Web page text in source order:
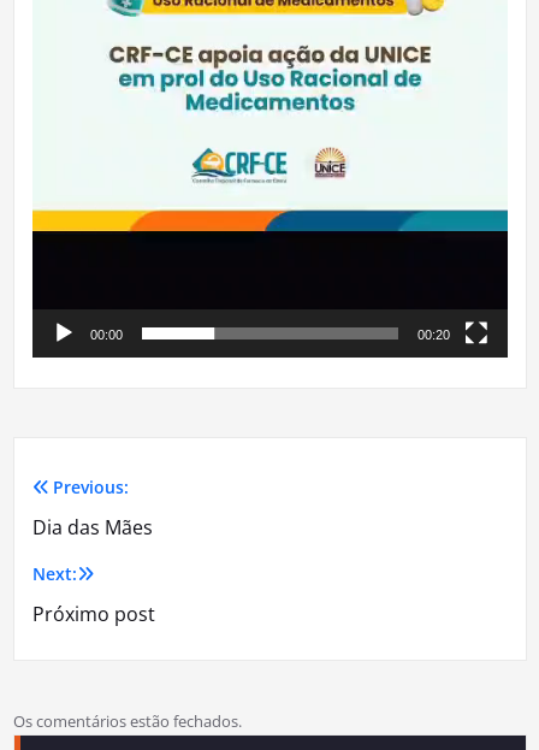
00:00 00:20
Navegação
de
Post
Previous:
Dia das Mães
Next:
Próximo post
Os comentários estão fechados.